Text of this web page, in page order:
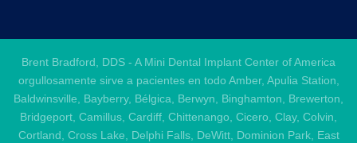
Brent Bradford, DDS - A Mini Dental Implant Center of America
orgullosamente sirve a pacientes en todo Amber, Apulia Station,
Baldwinsville, Bayberry, Bélgica, Berwyn, Binghamton, Brewerton,
Bridgeport, Camillus, Cardiff, Chittenango, Cicero, Clay, Colvin,
Cortland, Cross Lake, Delphi Falls, DeWitt, Dominion Park, East